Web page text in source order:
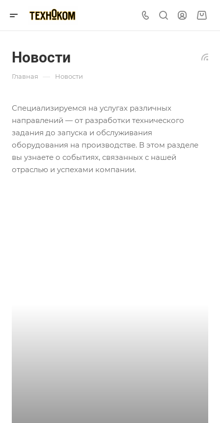
Новости
Главная — Новости
Специализируемся на услугах различных
направлений — от разработки технического
задания до запуска и обслуживания
оборудования на производстве. В этом разделе
вы узнаете о событиях, связанных с нашей
отраслью и успехами компании.